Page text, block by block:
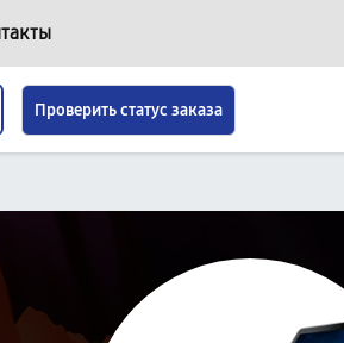
Проверить статус заказа